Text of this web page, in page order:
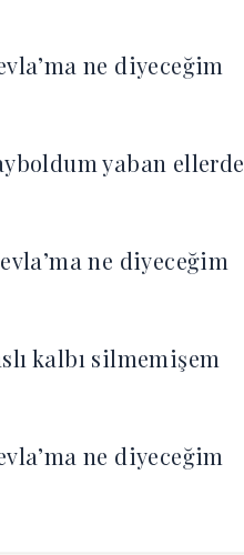
ne diyeceğim
yaban ellerde
ne diyeceğim
kalbı silmemişem
ne diyeceğim